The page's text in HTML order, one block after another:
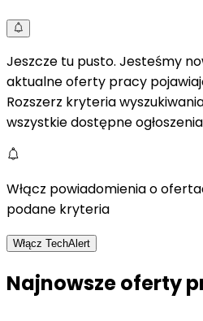
Jeszcze tu pusto. Jesteśmy
aktualne oferty pracy
Rozszerz kryteria
wszystkie dostępne
Włącz powiadomienia o
podane kryteria
Włącz TechAlert
Najnowsze oferty